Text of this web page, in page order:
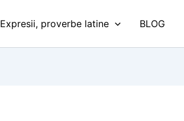
Expresii, proverbe latine BLOG